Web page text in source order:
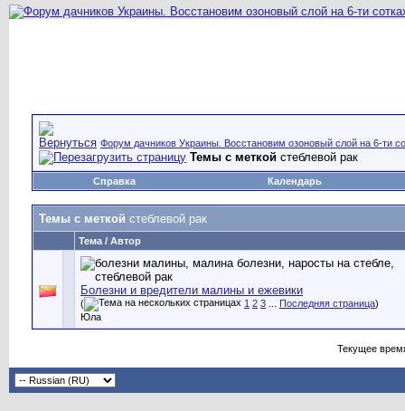
Форум дачников Украины. Восстановим озоновый слой на 6-ти
Темы с меткой стеблевой рак
Справка Календарь
Темы с меткой стеблевой рак
Тема / Автор
Болезни и вредители малины и ежевики
( 1 2 3 Последняя страница)
Юла
Текущее